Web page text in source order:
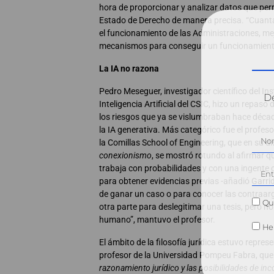
hora de proporcionar y analizar datos que
Estado de Derecho de manera precisa.
el funcionamiento de las Administraciones,
mecanismos para conseguir un
La IA no razona
Pedro Meseguer, investigador científico del
Inteligencia Artificial del CSIC, hizo un repaso
los riesgos que ya se vislumbraban hace
la IA generativa. Más categórico fue el
la Comillas School of Engineering, que en su
conexionismo, se mostró rotundo al afirmar
trabaja con probabilidades y con una ingente
para obtener evidencias previas -añadió
de ganar un caso o para conocer las
otra parte para deslegitimar una tesis, pero
humano”, mantuvo el profesor.
El ámbito de la filosofía jurídica estuvo
profesor de la Universidad Pompeu Fabra,
razonamiento jurídico y las posibilidades de